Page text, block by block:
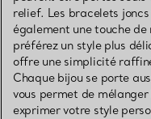
relief. Les bracelets
également une touche
préférez un style plus
offre une simplicité
Chaque bijou se porte
vous permet de
exprimer votre style